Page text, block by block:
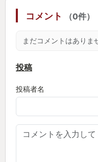
その後DLCを遊んで
悔するところまで含
体感はかなり長い。
でいた。
RE4まで完走。
コメント （0件）
まだコメントはありま
投稿
投稿者名